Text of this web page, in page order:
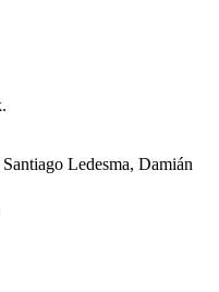
Ledesma, Damián